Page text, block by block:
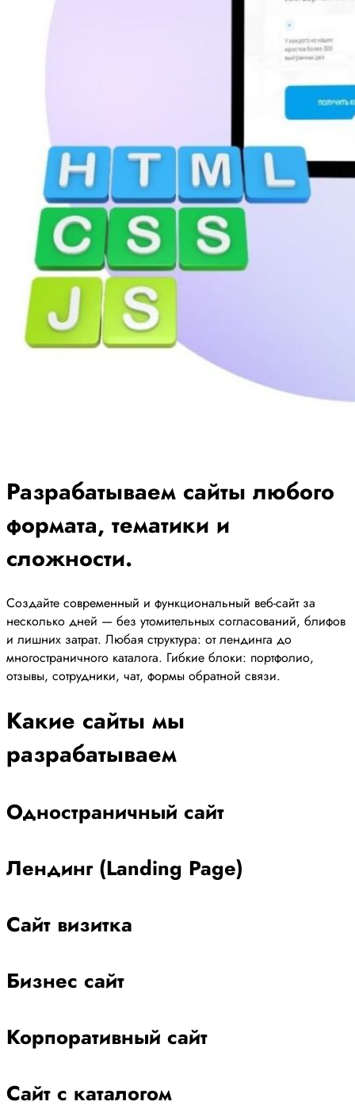
Разрабатываем сайты любого
формата, тематики и
сложности.
Создайте современный и функциональный веб-сайт за
несколько дней — без утомительных согласований, блифов
и лишних затрат. Любая структура: от лендинга до
многостраничного каталога. Гибкие блоки: портфолио,
отзывы, сотрудники, чат, формы обратной связи.
Какие сайты мы
разрабатываем
Одностраничный сайт
Лендинг (Landing Page)
Сайт визитка
Бизнес сайт
Корпоративный сайт
Сайт с каталогом